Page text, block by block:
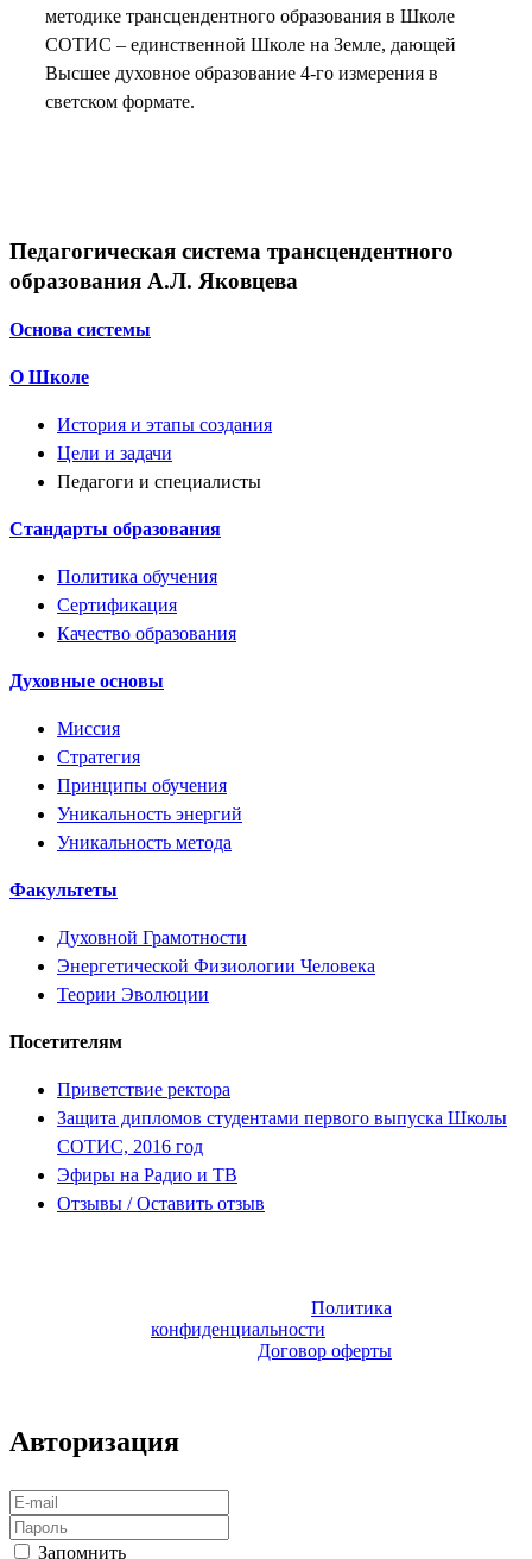
методике трансцендентного образования в Школе
СОТИС – единственной Школе на Земле, дающей
Высшее духовное образование 4-го измерения в
светском формате.
Педагогическая система трансцендентного
образования А.Л. Яковцева
Основа системы
О Школе
История и этапы создания
Цели и задачи
Педагоги и специалисты
Стандарты образования
Политика обучения
Сертификация
Качество образования
Духовные основы
Миссия
Стратегия
Принципы обучения
Уникальность энергий
Уникальность метода
Факультеты
Духовной Грамотности
Энергетической Физиологии Человека
Теории Эволюции
Посетителям
Приветствие ректора
Защита дипломов студентами первого выпуска Школы
СОТИС, 2016 год
Эфиры на Радио и ТВ
Отзывы / Оставить отзыв
Политика
конфиденциальности
Договор оферты
Авторизация
Запомнить